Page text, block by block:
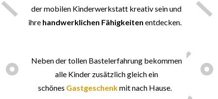
der mobilen Kinderwerkstatt kreativ sein und
ihre handwerklichen Fähigkeiten entdecken.
Neben der tollen Bastelerfahrung bekommen
alle Kinder zusätzlich gleich ein
schönes Gastgeschenkmit nach Hause.